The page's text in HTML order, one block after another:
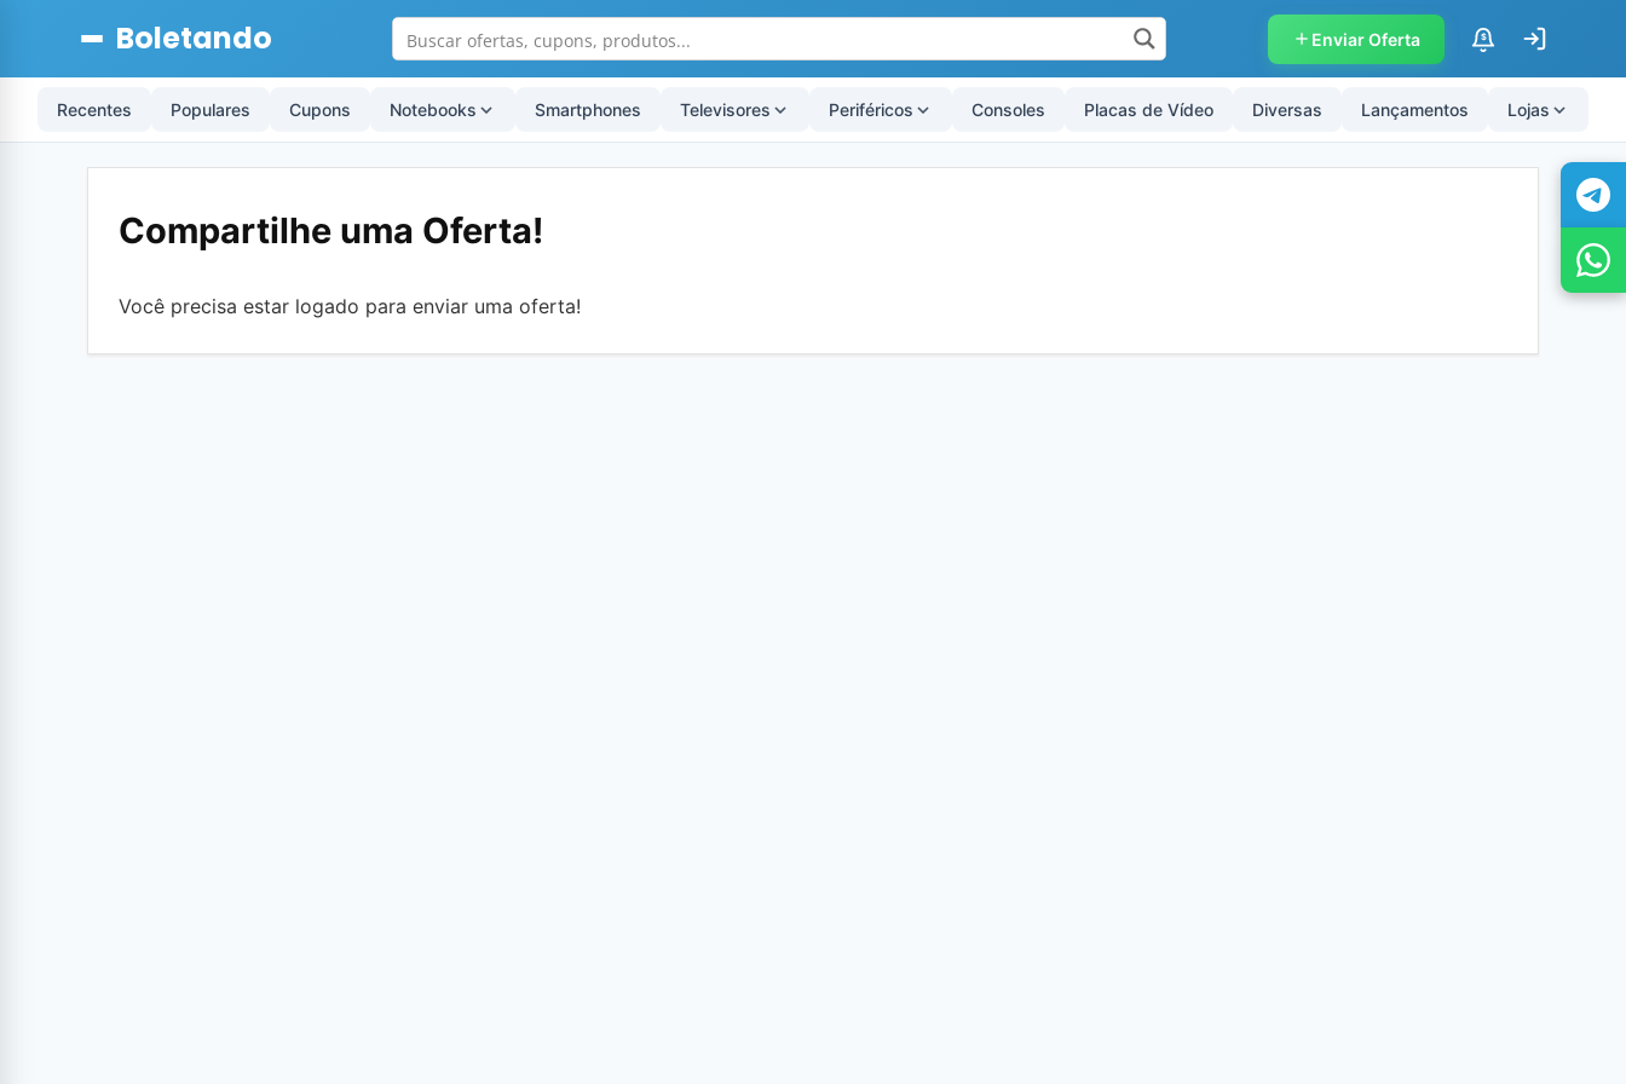
Boletando Enviar Oferta $
Recentes Populares Cupons Notebooks Smartphones Televisores Periféricos Consoles Placas de Vídeo Diversas Lançamentos Lojas
Compartilhe uma Oferta!
Você precisa estar logado para enviar uma oferta!